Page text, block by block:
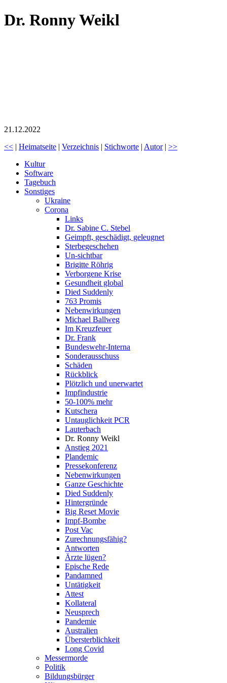
Dr. Ronny Weikl
21.12.2022
<< | Heimatseite | Verzeichnis | Stichworte | Autor| >>
Kultur
Software
Tagebuch
Sonstiges
Ukraine
Corona
Links
Dr. Sabine C. Stebel
Geimpft, geschädigt, geleugnet
Sterbegeschehen
Un-sichtbar
Brigitte Röhrig
Verborgene Krise
Gesundheit global
Died Suddenly
763 Promis
Nebenwirkungen
Michael Ballweg
Im Kreuzfeuer
Dr. Frank
Bundeswehr-Interna
Sonderausschuss
Schäden
Rückblick
Plötzlich und unerwartet
Impfindustrie
50-100% mehr
Kutschera
Untauglichkeit PCR
Lauterbach
Dr. Ronny Weikl
Anstieg 2021
Plandemic
Pressekonferenz
Nebenwirkungen
Ganze Geschichte
Died Suddenly
Hintergründe
Big Reset Movie
Impf-Bombe
Post Vac
Zurechnungsfähig?
Antworten
Ärzte lügen?
Epische Rede
Pandamned
Untätigkeit
Attest
Kollateral
Neusprech
Pandemie
Australien
Übersterblichkeit
Long Covid
Messermorde
Politik
Bildungsbürger